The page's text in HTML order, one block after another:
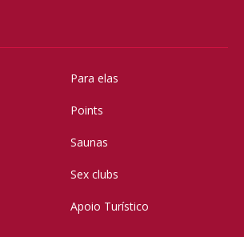
Para elas
Points
Saunas
Sex clubs
Apoio Turístico